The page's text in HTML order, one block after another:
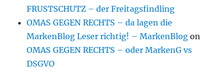
FRUSTSCHUTZ – der Freitagsfindling
OMAS GEGEN RECHTS – da lagen die
MarkenBlog Leser richtig! – MarkenBlog on
OMAS GEGEN RECHTS – oder MarkenG vs
DSGVO